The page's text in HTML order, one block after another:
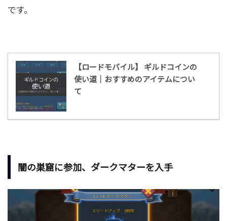
です。
【ロードモバイル】 ギルドコインの
使い道｜おすすめのアイテムについ
て
闇の巣窟に参加、ダークマターを入手